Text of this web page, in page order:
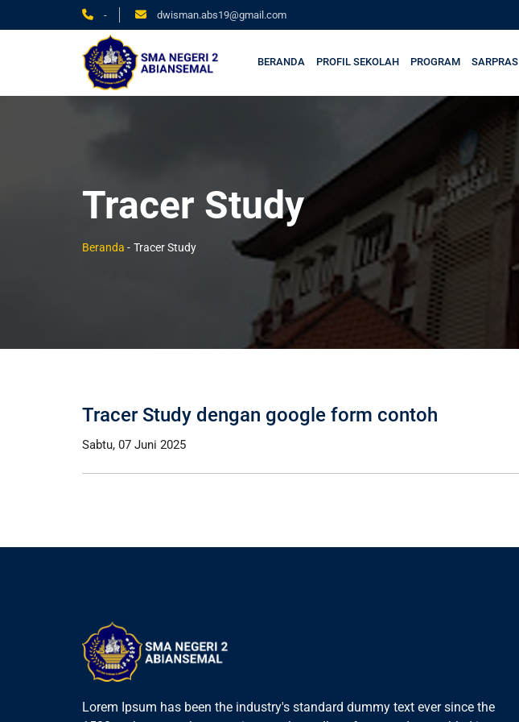
- dwisman.abs19@gmail.com
BERANDA PROFIL SEKOLAH PROGRAM SARPRAS
Tracer Study
Beranda - Tracer Study
Tracer Study dengan google form contoh
Sabtu, 07 Juni 2025
Lorem Ipsum has been the industry's standard dummy text ever since the